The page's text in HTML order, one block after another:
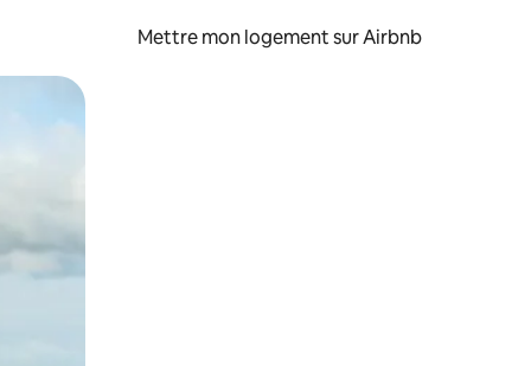
Mettre mon logement sur Airbnb